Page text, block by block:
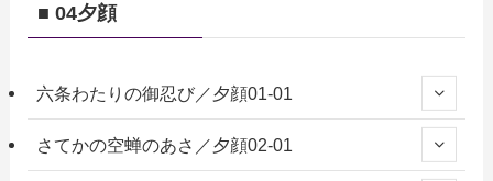
■ 04夕顔
六条わたりの御忍び／夕顔01-01
さてかの空蝉のあさ／夕顔02-01